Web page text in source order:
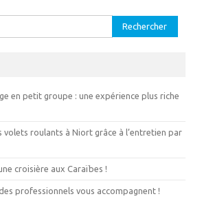
en petit groupe : une expérience plus riche
volets roulants à Niort grâce à l’entretien par
croisière aux Caraïbes !
professionnels vous accompagnent !